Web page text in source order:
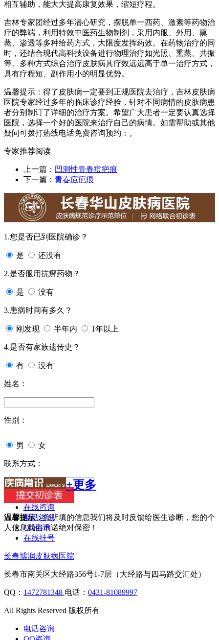
相互辅助，能大大提高康复效果，缩短疗程。
吉林专家团经过多年潜心研究，摆脱单一西药、激素等药物治
疗的弊端，利用特效中医药生物制剂，采用内服、外用、熏
蒸、渗透等多种给药方式，大限度发挥药效。在药物治疗的同
时，还结合现代高科技设备进行物理治疗如光照、熏蒸、共振
等。多种方式综合治疗皮肤病其疗效远远高于单一治疗方式，
具有疗程短、副作用小的明显优势。
温馨提示：得了皮肤病一定要到正规医院去治疗，吉林皮肤病
医院专家经过多年的临床诊疗经验，针对不同病情的皮肤病患
者分别制订了详细的治疗方案。希望广大患者一定要认真选择
医院，选择一个好的医院来治疗自己的病情。如需帮助或其他
疑问可拨打热线电话免费咨询预约：。
专家推荐阅读
上一篇： 凹洞性青春痘疤痕
下一篇： 青春痘疤痕
1.您是否已到医院确诊？
是 还没有
2.是否服用抗癣药物？
是 没有
3.患病时间有多久？
刚发现 半年内 1年以上
4.是否有家族遗传史？
有 没有
姓名：
性别：
男 女
联系方式：
温馨提示：您所填的信息我们将及时反馈给医生诊断，您的个
人信息我们承诺绝对保密！
+更多
在线咨询
电话咨询
QQ咨询
在线挂号
长春博润皮肤病医院
长春市南关区大经路356号1-7层（大经路与四马路交汇处）
QQ： 1472781348 电话： 0431-81089997
All Rights Reserved 版权所有
电话咨询